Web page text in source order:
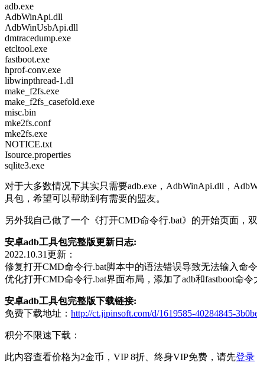
adb.exe
AdbWinApi.dll
AdbWinUsbApi.dll
dmtracedump.exe
etcltool.exe
fastboot.exe
hprof-conv.exe
libwinpthread-1.dl
make_f2fs.exe
make_f2fs_casefold.exe
misc.bin
mke2fs.conf
mke2fs.exe
NOTICE.txt
Isource.properties
sqlite3.exe
对于大多数情况下其实只需要adb.exe，AdbWinApi.dll，
具包，希望可以帮助到有需要的盟友。
另外我自己做了一个《打开CMD命令行.bat》的开始页面，
安卓adb工具包完整版更新日志:
2022.10.31更新：
修复打开CMD命令行.bat脚本中的语法错误导致无法输入命令
优化打开CMD命令行.bat界面布局，添加了adb和fastboot命令
安卓adb工具包完整版下载链接:
免费下载地址： http://ct.jipinsoft.com/d/1619585-40284845-
积分不限速下载：
此内容查看价格为2金币，VIP 8折、终身VIP免费，请先登录